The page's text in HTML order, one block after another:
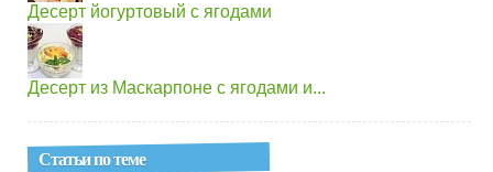
Десерт йогуртовый с ягодами
Десерт из Маскарпоне с ягодами и...
Статьи по теме